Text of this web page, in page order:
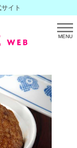
イト
MENU